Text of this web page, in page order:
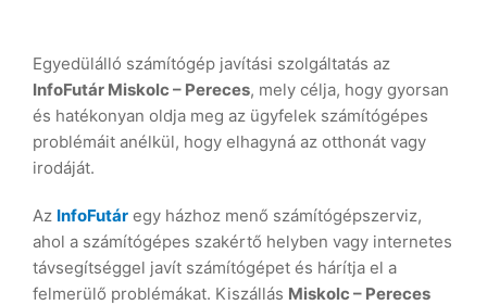
Egyedülálló számítógép javítási szolgáltatás az
InfoFutár Miskolc – Pereces, mely célja, hogy gyorsan
és hatékonyan oldja meg az ügyfelek számítógépes
problémáit anélkül, hogy elhagyná az otthonát vagy
irodáját.
Az InfoFutár egy házhoz menő számítógépszerviz,
ahol a számítógépes szakértő helyben vagy internetes
távsegítséggel javít számítógépet és hárítja el a
felmerülő problémákat. Kiszállás Miskolc – Pereces